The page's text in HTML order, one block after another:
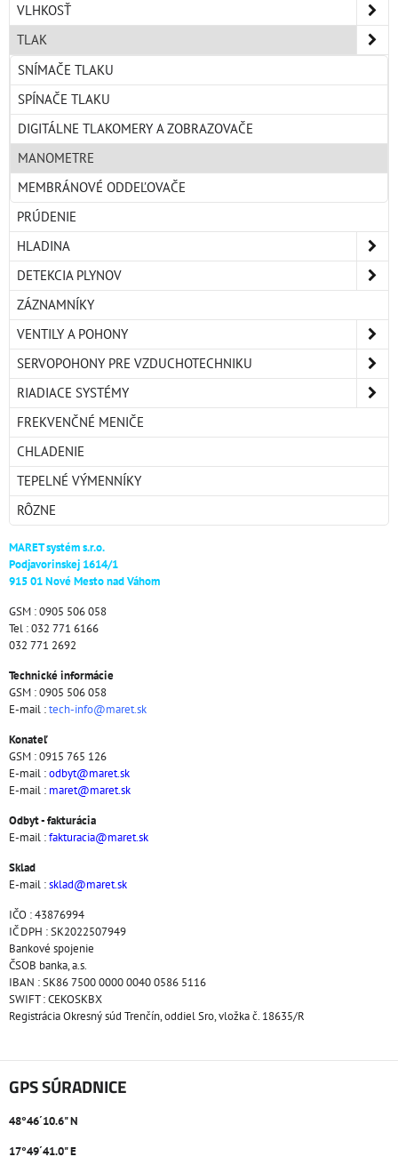
VLHKOSŤ
TLAK
SNÍMAČE TLAKU
SPÍNAČE TLAKU
DIGITÁLNE TLAKOMERY A ZOBRAZOVAČE
MANOMETRE
MEMBRÁNOVÉ ODDEĽOVAČE
PRÚDENIE
HLADINA
DETEKCIA PLYNOV
ZÁZNAMNÍKY
VENTILY A POHONY
SERVOPOHONY PRE VZDUCHOTECHNIKU
RIADIACE SYSTÉMY
FREKVENČNÉ MENIČE
CHLADENIE
TEPELNÉ VÝMENNÍKY
RÔZNE
MARET systém s.r.o.
Podjavorinskej 1614/1
915 01 Nové Mesto nad Váhom
GSM : 0905 506 058
Tel : 032 771 6166
032 771 2692
Technické informácie
GSM : 0905 506 058
E-mail :tech-info@maret.sk
Konateľ
GSM : 0915 765 126
E-mail :odbyt@maret.sk
E-mail : maret@maret.sk
Odbyt - fakturácia
E-mail :fakturacia@maret.sk
Sklad
E-mail :sklad@maret.sk
IČO : 43876994
IČ DPH : SK2022507949
Bankové spojenie
ČSOB banka, a.s.
IBAN : SK86 7500 0000 0040 0586 5116
SWIFT : CEKOSKBX
Registrácia Okresný súd Trenčín, oddiel Sro, vložka č. 18635/R
GPS SÚRADNICE
48°46´10.6" N
17°49´41.0" E